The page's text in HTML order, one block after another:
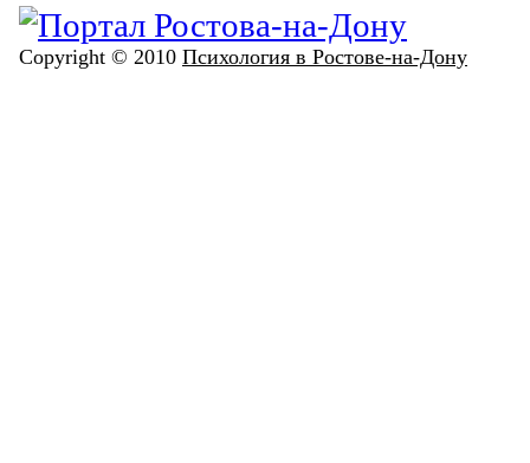
Copyright © 2010 Психология в Ростове-на-Дону